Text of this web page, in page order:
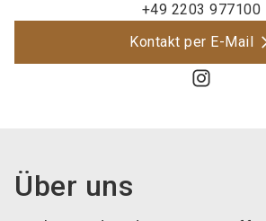
+49 2203 977100
Kontakt per E-Mail
Über uns